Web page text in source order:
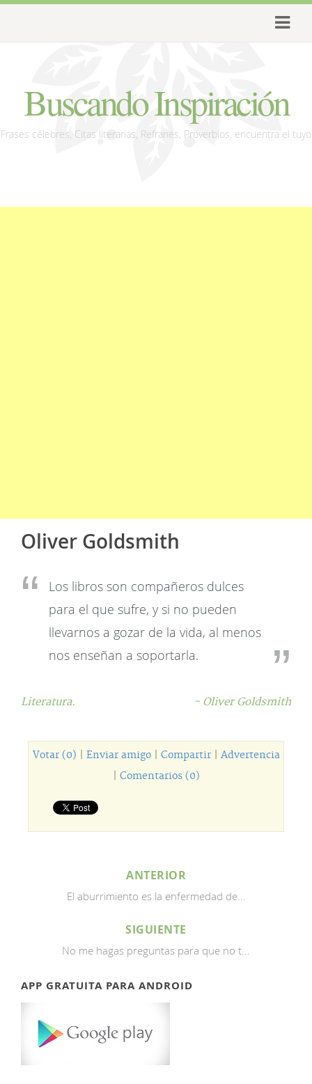
Buscando Inspiración
Frases célebres, Citas literarias, Refranes, Proverbios, encuentra el tuyo
Oliver Goldsmith
Los libros son compañeros dulces
para el que sufre, y si no pueden
llevarnos a gozar de la vida, al menos
nos enseñan a soportarla.
Literatura. - Oliver Goldsmith
Votar (0) Enviar amigo| Compartir| Advertencia
Comentarios (0)
ANTERIOR
El aburrimiento es la enfermedad de...
SIGUIENTE
No me hagas preguntas para que no t...
APP GRATUITA PARA ANDROID